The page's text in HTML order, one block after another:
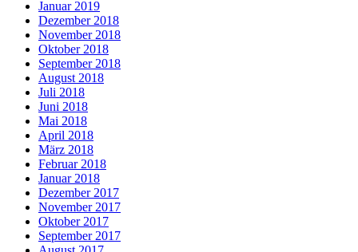
Januar 2019
Dezember 2018
November 2018
Oktober 2018
September 2018
August 2018
Juli 2018
Juni 2018
Mai 2018
April 2018
März 2018
Februar 2018
Januar 2018
Dezember 2017
November 2017
Oktober 2017
September 2017